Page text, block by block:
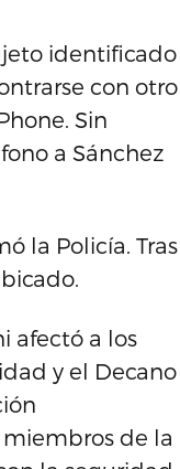
identificado
con otro
Sin
a Sánchez
la Policía. Tras
afectó a los
y el Decano
de la